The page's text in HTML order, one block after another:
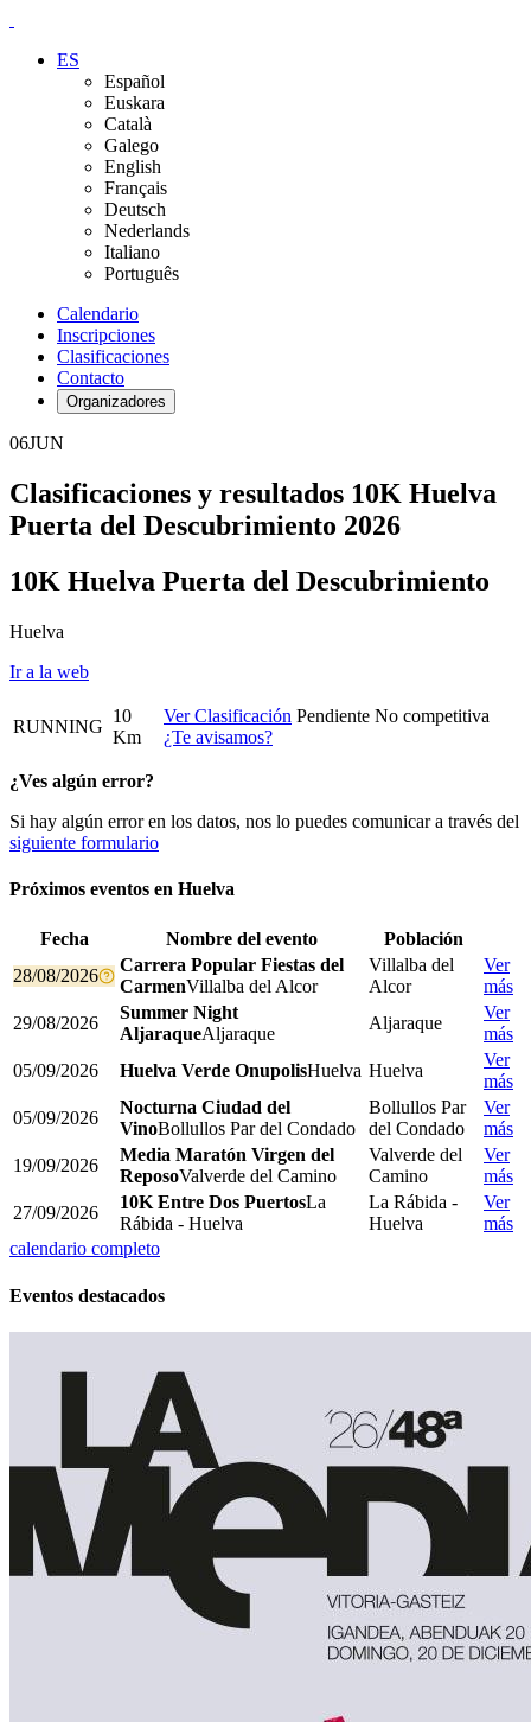
ES
Español
Euskara
Català
Galego
English
Français
Deutsch
Nederlands
Italiano
Português
Calendario
Inscripciones
Clasificaciones
Contacto
Organizadores
06JUN
Clasificaciones y resultados 10K Huelva
Puerta del Descubrimiento 2026
10K Huelva Puerta del Descubrimiento
Huelva
Ir a la web
RUNNING
10
Km
Ver Clasificación Pendiente No competitiva
¿Te avisamos?
¿Ves algún error?
Si hay algún error en los datos, nos lo puedes comunicar a través del
siguiente formulario
Próximos eventos en Huelva
Fecha Nombre del evento
Población
28/08/2026
Carrera Popular Fiestas del
CarmenVillalba del Alcor
Villalba del
Alcor
Ver
más
29/08/2026
Summer Night
AljaraqueAljaraque
Aljaraque
Ver
más
05/09/2026
Huelva Verde OnupolisHuelva Huelva
Ver
más
05/09/2026
Nocturna Ciudad del
VinoBollullos Par del Condado
Bollullos Par
del Condado
Ver
más
19/09/2026
Media Maratón Virgen del
ReposoValverde del Camino
Valverde del
Camino
Ver
más
27/09/2026
10K Entre Dos PuertosLa
Rábida - Huelva
La Rábida -
Huelva
Ver
más
calendario completo
Eventos destacados